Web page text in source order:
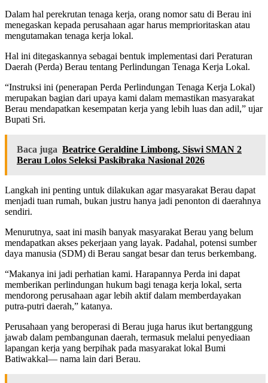
Dalam hal perekrutan tenaga kerja, orang nomor satu di Berau ini
menegaskan kepada perusahaan agar harus memprioritaskan atau
mengutamakan tenaga kerja lokal.
Hal ini ditegaskannya sebagai bentuk implementasi dari Peraturan
Daerah (Perda) Berau tentang Perlindungan Tenaga Kerja Lokal.
“Instruksi ini (penerapan Perda Perlindungan Tenaga Kerja Lokal)
merupakan bagian dari upaya kami dalam memastikan masyarakat
Berau mendapatkan kesempatan kerja yang lebih luas dan adil,” ujar
Bupati Sri.
Baca juga Beatrice Geraldine Limbong, Siswi SMAN 2
Berau Lolos Seleksi Paskibraka Nasional 2026
Langkah ini penting untuk dilakukan agar masyarakat Berau dapat
menjadi tuan rumah, bukan justru hanya jadi penonton di daerahnya
sendiri.
Menurutnya, saat ini masih banyak masyarakat Berau yang belum
mendapatkan akses pekerjaan yang layak. Padahal, potensi sumber
daya manusia (SDM) di Berau sangat besar dan terus berkembang.
“Makanya ini jadi perhatian kami. Harapannya Perda ini dapat
memberikan perlindungan hukum bagi tenaga kerja lokal, serta
mendorong perusahaan agar lebih aktif dalam memberdayakan
putra-putri daerah,” katanya.
Perusahaan yang beroperasi di Berau juga harus ikut bertanggung
jawab dalam pembangunan daerah, termasuk melalui penyediaan
lapangan kerja yang berpihak pada masyarakat lokal Bumi
Batiwakkal— nama lain dari Berau.